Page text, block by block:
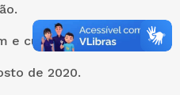
e cumpram.
de 2020.